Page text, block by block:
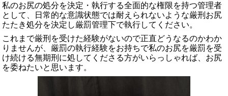
私のお尻の処分を決定・執行する全面的な権限を持つ管理者
として、日常的な意識状態では耐えられないような厳刑お尻
たたき処分を決定し厳罰管理下で執行してください。
これまで厳刑を受けた経験がないので正直どうなるのかわか
りませんが、厳罰の執行経験をお持ちで私のお尻を厳罰を受
け続ける無期刑に処してくださる方がいらっしゃれば、お尻
を委ねたいと思います。